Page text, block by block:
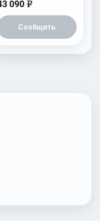
090 e
Сообщить